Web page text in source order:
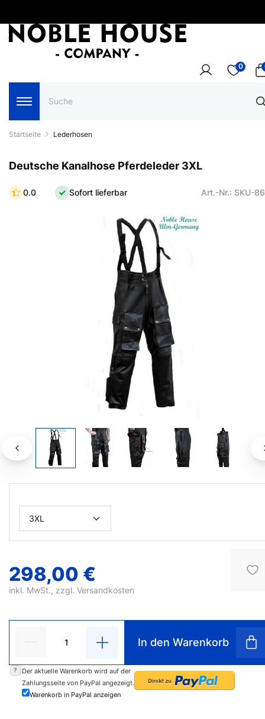
0
Startseite Lederhosen
Deutsche Kanalhose Pferdeleder 3XL
0.0 Sofort lieferbar Art.-Nr.: SKU-
298,00 €
inkl. MwSt., zzgl. Versandkosten
In den Warenkorb
?
Der aktuelle Warenkorb wird auf der
Zahlungsseite von PayPal angezeigt.
Warenkorb in PayPal anzeigen